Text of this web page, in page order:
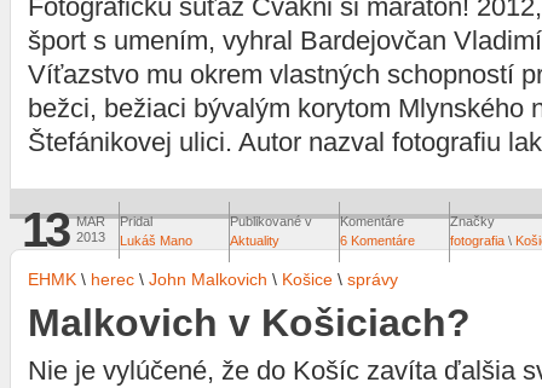
Fotografickú súťaž Cvakni si maratón!
šport s umením, vyhral Bardejovčan
Víťazstvo mu okrem vlastných schopností
bežci, bežiaci bývalým korytom Mlynského
Štefánikovej ulici. Autor nazval fotografiu
13 MAR
2013
Pridal
Lukáš Mano
Publikované v
Aktuality
Komentáre
6 Komentáre
Značky
fotografia \
EHMK \ herec \ John Malkovich \ Košice \ správy
Malkovich v Košiciach?
Nie je vylúčené, že do Košíc zavíta ďalšia